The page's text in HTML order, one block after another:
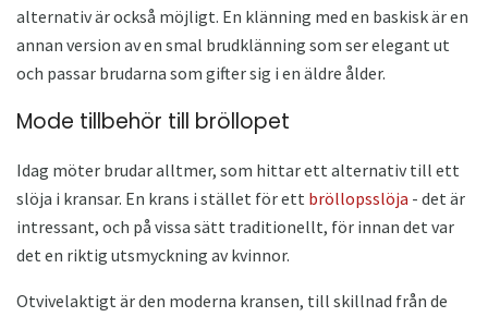
alternativ är också möjligt. En klänning med en baskisk är en
annan version av en smal brudklänning som ser elegant ut
och passar brudarna som gifter sig i en äldre ålder.
Mode tillbehör till bröllopet
Idag möter brudar alltmer, som hittar ett alternativ till ett
slöja i kransar. En krans i stället för ett bröllopsslöja - det är
intressant, och på vissa sätt traditionellt, för innan det var
det en riktig utsmyckning av kvinnor.
Otvivelaktigt är den moderna kransen, till skillnad från de